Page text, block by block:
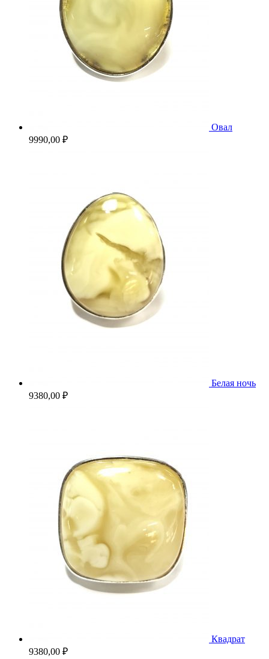
Овал
9990,00 ₽
Белая ночь
9380,00 ₽
Квадрат
9380,00 ₽